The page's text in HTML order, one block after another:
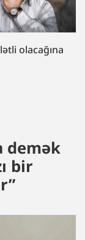
olacağına
demək
bir